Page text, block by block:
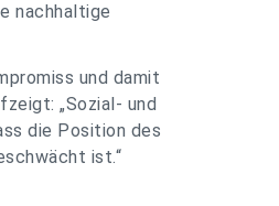
nachhaltige
und damit
„Sozial- und
die Position des
ist.“